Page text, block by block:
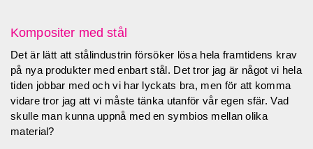
Kompositer med stål
Det är lätt att stålindustrin försöker lösa hela framtidens krav
på nya produkter med enbart stål. Det tror jag är något vi hela
tiden jobbar med och vi har lyckats bra, men för att komma
vidare tror jag att vi måste tänka utanför vår egen sfär. Vad
skulle man kunna uppnå med en symbios mellan olika
material?